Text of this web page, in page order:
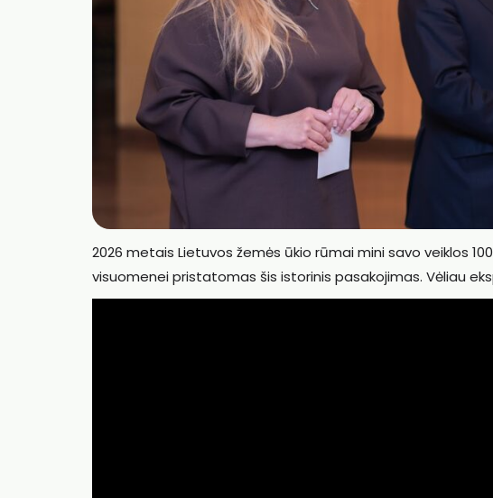
2026 metais Lietuvos žemės ūkio rūmai mini savo veiklos
visuomenei pristatomas šis istorinis pasakojimas. Vėliau